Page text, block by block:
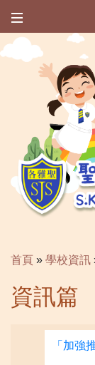
首頁 » 學校資訊
資訊篇
「加強